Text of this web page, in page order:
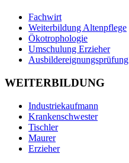
Fachwirt
Weiterbildung Altenpflege
Ökotrophologie
Umschulung Erzieher
Ausbildereignungsprüfung
WEITERBILDUNG
Industriekaufmann
Krankenschwester
Tischler
Maurer
Erzieher